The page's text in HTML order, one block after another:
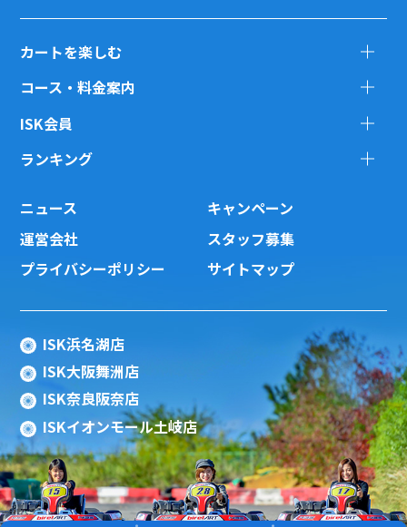
カートを楽しむ
コース・料金案内
ISK会員
ランキング
ニュース
キャンペーン
運営会社
スタッフ募集
プライバシーポリシー
サイトマップ
ISK浜名湖店
ISK大阪舞洲店
ISK奈良阪奈店
ISKイオンモール土岐店